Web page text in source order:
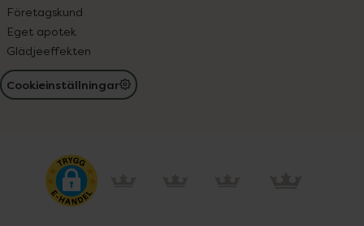
Företagskund
Eget apotek
Glädjeeffekten
Cookieinställningar